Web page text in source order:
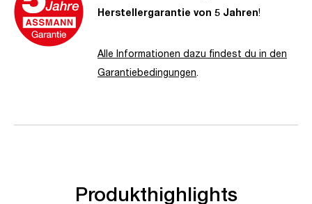
Herstellergarantie von 5 Jahren!
Alle Informationen dazu findest du in den
Garantiebedingungen.
Produkthighlights